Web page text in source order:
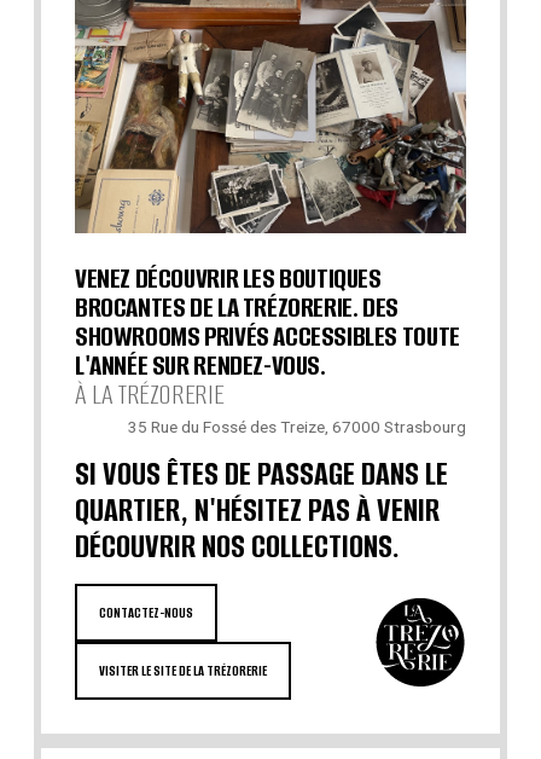
VENEZ DÉCOUVRIR LES BOUTIQUES
BROCANTES DE LA TRÉZORERIE. DES
SHOWROOMS PRIVÉS ACCESSIBLES TOUTE
L'ANNÉE SUR RENDEZ-VOUS.
À LA TRÉZORERIE
35 Rue du Fossé des Treize, 67000 Strasbourg
SI VOUS ÊTES DE PASSAGE DANS LE
QUARTIER, N'HÉSITEZ PAS À VENIR
DÉCOUVRIR NOS COLLECTIONS.
CONTACTEZ-NOUS
VISITER LE SITE DE LA TRÉZORERIE